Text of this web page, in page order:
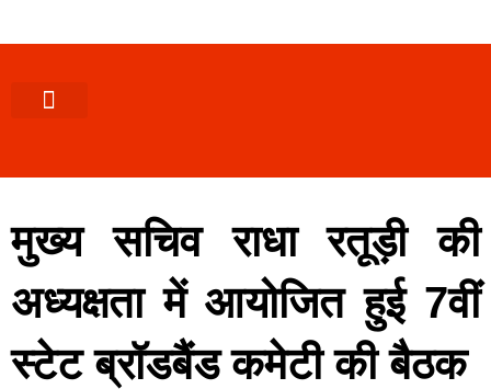
मुख्य सचिव राधा रतूड़ी की
अध्यक्षता में आयोजित हुई 7वीं
स्टेट ब्रॉडबैंड कमेटी की बैठक